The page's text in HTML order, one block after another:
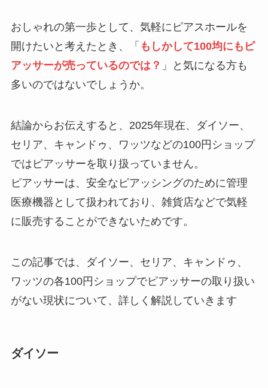
介！
【100均】ダイソー/
セリア等でスパイス
ミルは買える？手
ドの違いもわかりや
すく解説！
【100均】ダイソー/
セリア等でチャイル
ドシートカバーは買
える？代用品＆おす
【100均】ダイソー/
セリア等でテントロ
ープ用LEDライトは
買える？人気アイテ
おしゃれの第一歩として、気軽にピアスホールを
開けたいと考えたとき、「 もしかして100均にもピ
アッサーが売っているのでは？ 」と気になる方も
多いのではないでしょうか。
結論からお伝えすると、2025年現在、ダイソー、
セリア、キャンドゥ、ワッツなどの100円ショップ
ではピアッサーを取り扱っていません。
ピアッサーは、安全なピアッシングのために管理
医療機器として扱われており、雑貨店などで気軽
に販売することができないためです。
この記事では、ダイソー、セリア、キャンドゥ、
ワッツの各100円ショップでピアッサーの取り扱い
がない現状について、詳しく解説していきます
ダイソー